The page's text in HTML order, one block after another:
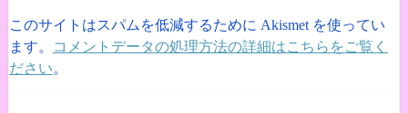
このサイトはスパムを低減するために Akismet を使ってい
ます。
コメントデータの処理方法の詳細はこちらをご覧く
ださい。